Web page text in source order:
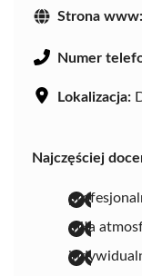
Strona www:
Numer
Lokalizacja:
Najczęściej
miła